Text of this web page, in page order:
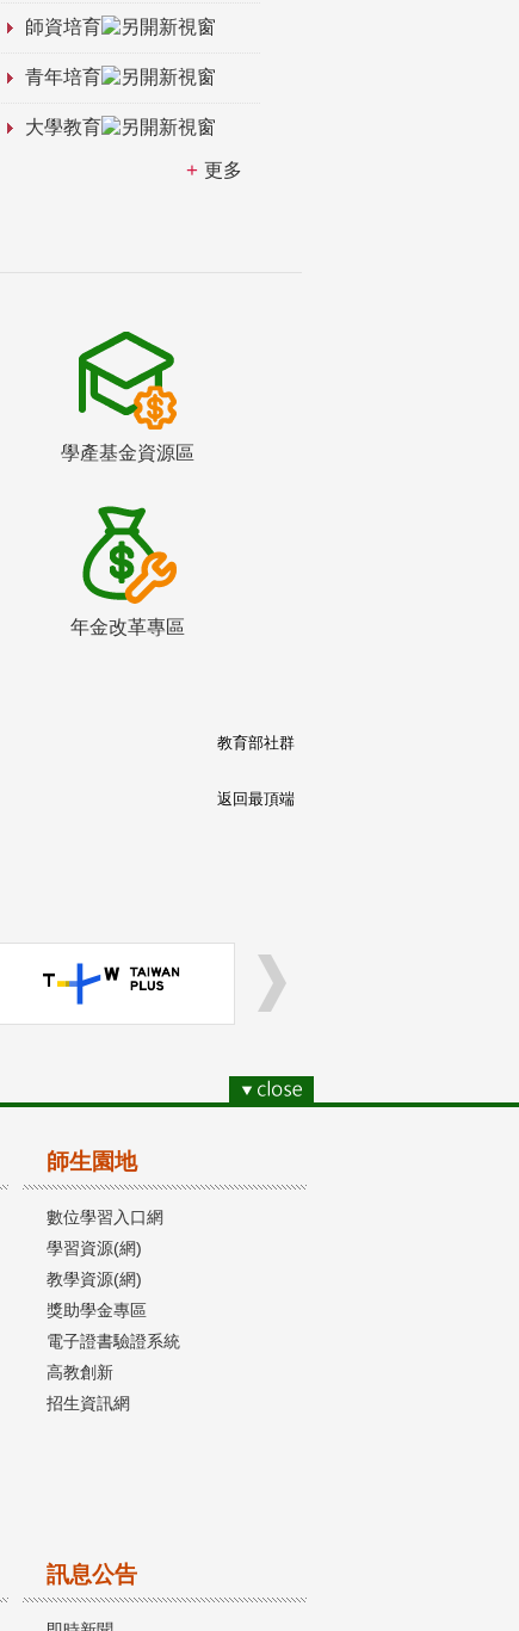
師資培育
青年培育
大學教育
更多
學產基金資源區
年金改革專區
教育部社群
返回最頂端
師生園地
數位學習入口網
學習資源(網)
教學資源(網)
獎助學金專區
電子證書驗證系統
高教創新
招生資訊網
訊息公告